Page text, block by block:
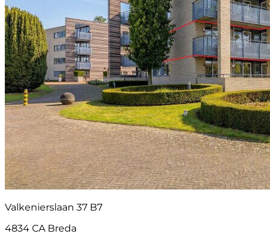
Valkenierslaan 37 B7
4834 CA Breda